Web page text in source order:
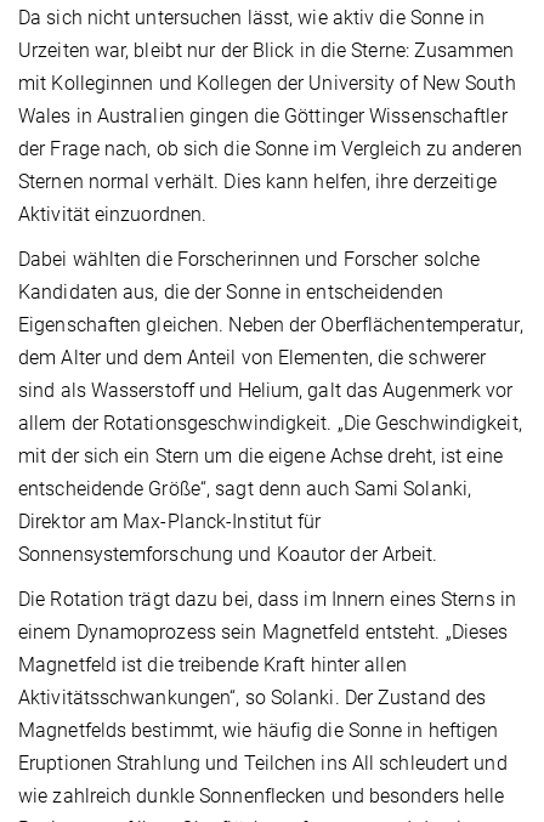
Da sich nicht untersuchen lässt, wie aktiv die Sonne in
Urzeiten war, bleibt nur der Blick in die Sterne: Zusammen
mit Kolleginnen und Kollegen der University of New South
Wales in Australien gingen die Göttinger Wissenschaftler
der Frage nach, ob sich die Sonne im Vergleich zu anderen
Sternen normal verhält. Dies kann helfen, ihre derzeitige
Aktivität einzuordnen.
Dabei wählten die Forscherinnen und Forscher solche
Kandidaten aus, die der Sonne in entscheidenden
Eigenschaften gleichen. Neben der Oberflächentemperatur,
dem Alter und dem Anteil von Elementen, die schwerer
sind als Wasserstoff und Helium, galt das Augenmerk vor
allem der Rotationsgeschwindigkeit. „Die Geschwindigkeit,
mit der sich ein Stern um die eigene Achse dreht, ist eine
entscheidende Größe“, sagt denn auch Sami Solanki,
Direktor am Max-Planck-Institut für
Sonnensystemforschung und Koautor der Arbeit.
Die Rotation trägt dazu bei, dass im Innern eines Sterns in
einem Dynamoprozess sein Magnetfeld entsteht. „Dieses
Magnetfeld ist die treibende Kraft hinter allen
Aktivitätsschwankungen“, so Solanki. Der Zustand des
Magnetfelds bestimmt, wie häufig die Sonne in heftigen
Eruptionen Strahlung und Teilchen ins All schleudert und
wie zahlreich dunkle Sonnenflecken und besonders helle